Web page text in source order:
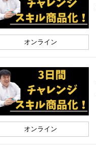
オンライン
オンライン